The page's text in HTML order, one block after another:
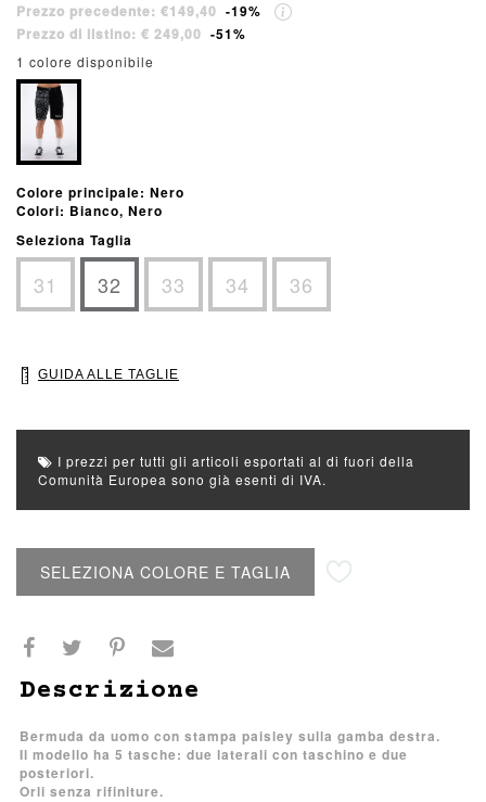
Prezzo precedente: €149,40 -19%
Prezzo di listino: € 249,00 -51%
1 colore disponibile
Colore principale: Nero
Colori: Bianco, Nero
Seleziona Taglia
31 32 33 34 36
GUIDA ALLE TAGLIE
I prezzi per tutti gli articoli esportati al di fuori della
Comunità Europea sono già esenti di IVA.
SELEZIONA COLORE E TAGLIA
Descrizione
Bermuda da uomo con stampa paisley sulla gamba destra.
Il modello ha 5 tasche: due laterali con taschino e due
posteriori.
Orli senza rifiniture.